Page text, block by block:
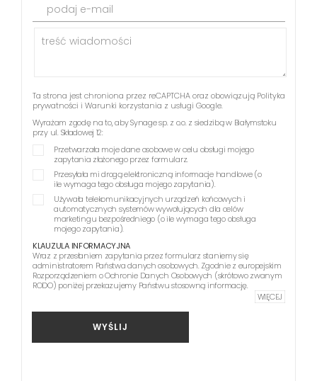
podaj e-mail
Ta strona jest chroniona przez reCAPTCHA oraz obowiązują Polityka
prywatności i Warunki korzystania z usługi Google.
Wyrażam zgodę na to, aby Synage sp. z o.o. z siedzibą w Białymstoku
przy ul. Składowej 12:
Przetwarzała moje dane osobowe w celu obsługi mojego
zapytania złożonego przez formularz.
Przesyłała mi drogą elektroniczną informacje handlowe (o
ile wymaga tego obsługa mojego zapytania).
Używała telekomunikacyjnych urządzeń końcowych i
automatycznych systemów wywołujących dla celów
marketingu bezpośredniego (o ile wymaga tego obsługa
mojego zapytania).
KLAUZULA INFORMACYJNA
Wraz z przesłaniem zapytania przez formularz staniemy się
administratorem Państwa danych osobowych. Zgodnie z europejskim
Rozporządzeniem o Ochronie Danych Osobowych (skrótowo zwanym
RODO) poniżej przekazujemy Państwu stosowną informację.
WIĘCEJ
WYŚLIJ